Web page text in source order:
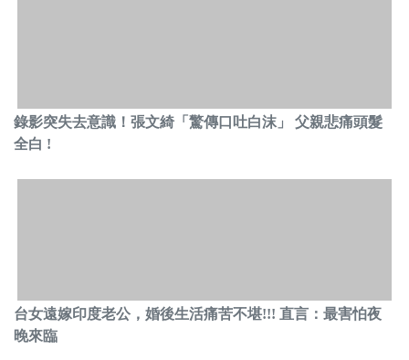
錄影突失去意識！張文綺「驚傳口吐白沫」 父親悲痛頭髮
全白 !
台女遠嫁印度老公，婚後生活痛苦不堪!!! 直言：最害怕夜
晚來臨